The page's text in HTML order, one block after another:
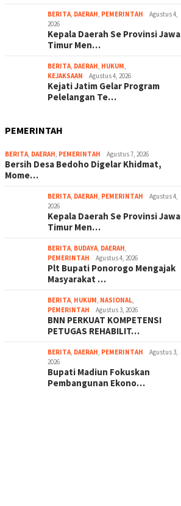
BERITA, DAERAH, PEMERINTAH
Agustus 4,
2026
Kepala Daerah Se Provinsi Jawa
Timur Men…
BERITA, DAERAH, HUKUM,
KEJAKSAAN
Agustus 4, 2026
Kejati Jatim Gelar Program
Pelelangan Te…
PEMERINTAH
BERITA, DAERAH, PEMERINTAH Agustus 7, 2026
Bersih Desa Bedoho Digelar Khidmat,
Mome…
BERITA, DAERAH, PEMERINTAH
Agustus 4,
2026
Kepala Daerah Se Provinsi Jawa
Timur Men…
BERITA, BUDAYA, DAERAH,
PEMERINTAH
Agustus 4, 2026
Plt Bupati Ponorogo Mengajak
Masyarakat …
BERITA, HUKUM, NASIONAL,
PEMERINTAH
Agustus 3, 2026
BNN PERKUAT KOMPETENSI
PETUGAS REHABILIT…
BERITA, DAERAH, PEMERINTAH
Agustus 3,
2026
Bupati Madiun Fokuskan
Pembangunan Ekono…